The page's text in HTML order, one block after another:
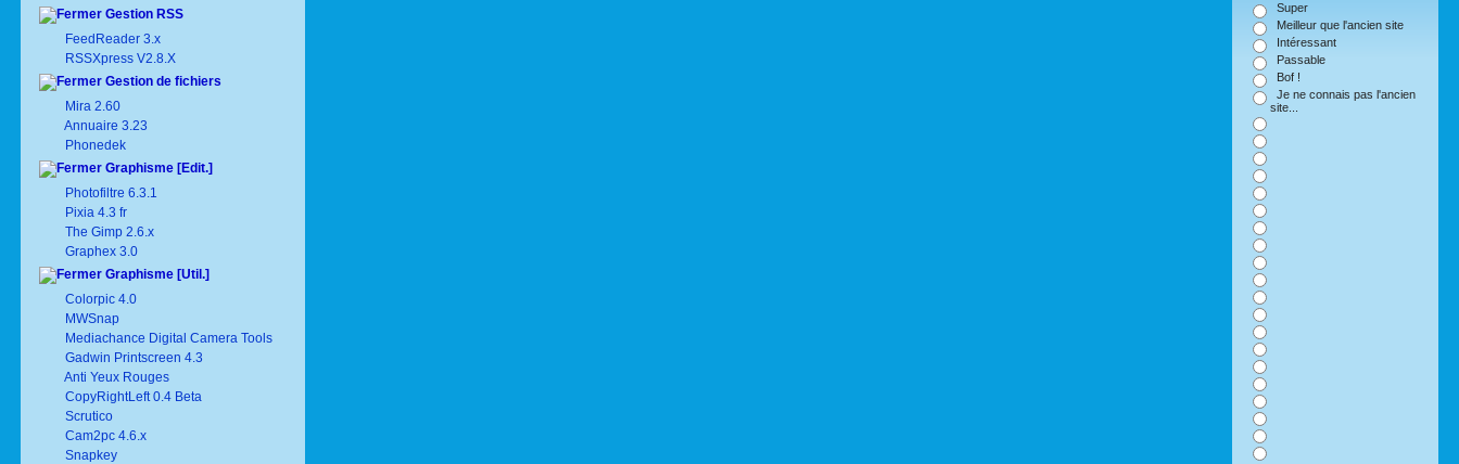
Gestion RSS
FeedReader 3.x
RSSXpress V2.8.X
Gestion de fichiers
Mira 2.60
Annuaire 3.23
Phonedek
Graphisme [Edit.]
Photofiltre 6.3.1
Pixia 4.3 fr
The Gimp 2.6.x
Graphex 3.0
Graphisme [Util.]
Colorpic 4.0
MWSnap
Mediachance Digital Camera Tools
Gadwin Printscreen 4.3
Anti Yeux Rouges
CopyRightLeft 0.4 Beta
Scrutico
Cam2pc 4.6.x
Snapkey
Super
Meilleur que l'ancien site
Intéressant
Passable
Bof !
Je ne connais pas l'ancien
site...